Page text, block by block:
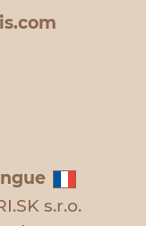
s.r.o.